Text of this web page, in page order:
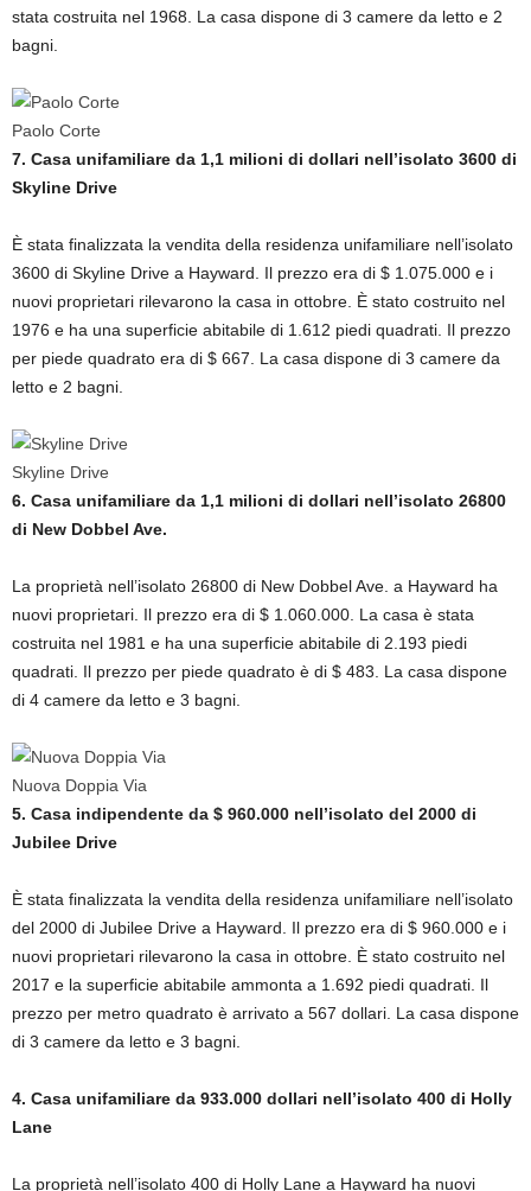
stata costruita nel 1968. La casa dispone di 3 camere da letto e 2
bagni.
Paolo Corte
7. Casa unifamiliare da 1,1 milioni di dollari nell’isolato 3600 di
Skyline Drive
È stata finalizzata la vendita della residenza unifamiliare nell’isolato
3600 di Skyline Drive a Hayward. Il prezzo era di $ 1.075.000 e i
nuovi proprietari rilevarono la casa in ottobre. È stato costruito nel
1976 e ha una superficie abitabile di 1.612 piedi quadrati. Il prezzo
per piede quadrato era di $ 667. La casa dispone di 3 camere da
letto e 2 bagni.
Skyline Drive
6. Casa unifamiliare da 1,1 milioni di dollari nell’isolato 26800
di New Dobbel Ave.
La proprietà nell’isolato 26800 di New Dobbel Ave. a Hayward ha
nuovi proprietari. Il prezzo era di $ 1.060.000. La casa è stata
costruita nel 1981 e ha una superficie abitabile di 2.193 piedi
quadrati. Il prezzo per piede quadrato è di $ 483. La casa dispone
di 4 camere da letto e 3 bagni.
Nuova Doppia Via
5. Casa indipendente da $ 960.000 nell’isolato del 2000 di
Jubilee Drive
È stata finalizzata la vendita della residenza unifamiliare nell’isolato
del 2000 di Jubilee Drive a Hayward. Il prezzo era di $ 960.000 e i
nuovi proprietari rilevarono la casa in ottobre. È stato costruito nel
2017 e la superficie abitabile ammonta a 1.692 piedi quadrati. Il
prezzo per metro quadrato è arrivato a 567 dollari. La casa dispone
di 3 camere da letto e 3 bagni.
4. Casa unifamiliare da 933.000 dollari nell’isolato 400 di Holly
Lane
La proprietà nell’isolato 400 di Holly Lane a Hayward ha nuovi